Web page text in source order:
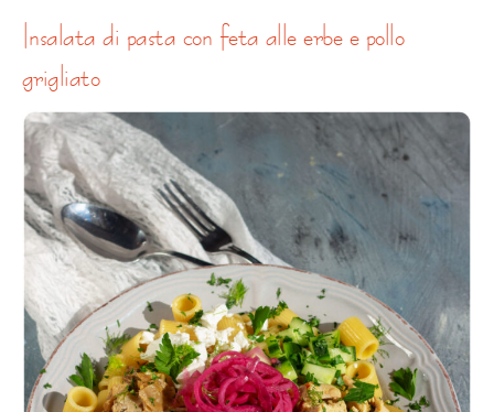
insalata di pasta con feta alle erbe e pollo
grigliato